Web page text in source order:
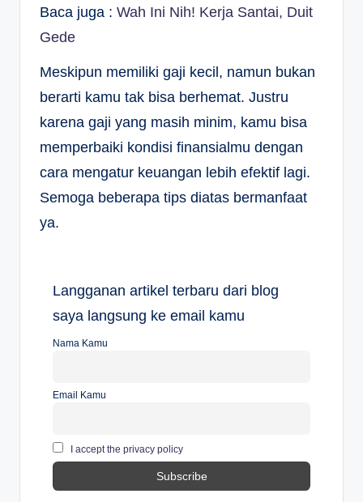
Baca juga : Wah Ini Nih! Kerja Santai, Duit
Gede
Meskipun memiliki gaji kecil, namun bukan
berarti kamu tak bisa berhemat. Justru
karena gaji yang masih minim, kamu bisa
memperbaiki kondisi finansialmu dengan
cara mengatur keuangan lebih efektif lagi.
Semoga beberapa tips diatas bermanfaat
ya.
Langganan artikel terbaru dari blog
saya langsung ke email kamu
Nama Kamu
Email Kamu
I accept the privacy policy